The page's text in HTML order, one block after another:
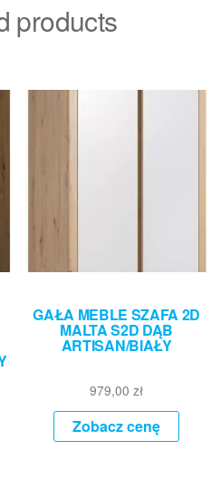
products
GAŁA MEBLE SZAFA 2D
MALTA S2D DĄB
ARTISAN/BIAŁY
979,00zł
Zobacz cenę